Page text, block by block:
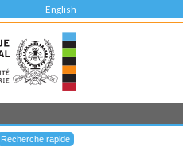
English